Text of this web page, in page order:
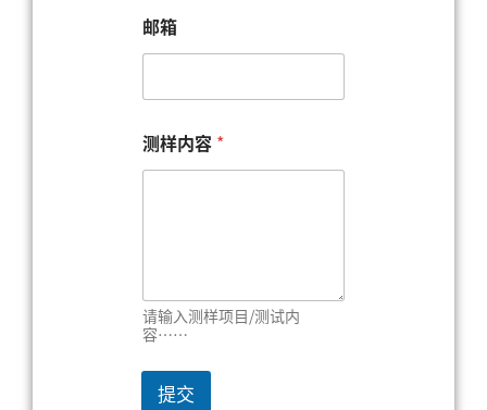
邮箱
样
设
测样内容 *
请输入测样项目/测试内
容……
提交